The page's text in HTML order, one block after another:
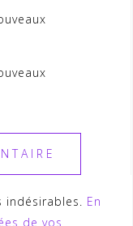
En
de vos